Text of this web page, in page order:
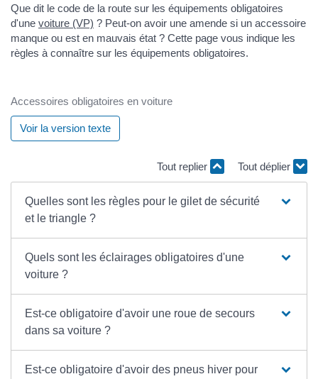
Que dit le code de la route sur les équipements obligatoires
d'une voiture (VP) ? Peut-on avoir une amende si un accessoire
manque ou est en mauvais état ? Cette page vous indique les
règles à connaître sur les équipements obligatoires.
Accessoires obligatoires en voiture
Voir la version texte
Tout replier Tout déplier
Quelles sont les règles pour le gilet de sécurité
et le triangle ?
Quels sont les éclairages obligatoires d'une
voiture ?
Est-ce obligatoire d'avoir une roue de secours
dans sa voiture ?
Est-ce obligatoire d'avoir des pneus hiver pour